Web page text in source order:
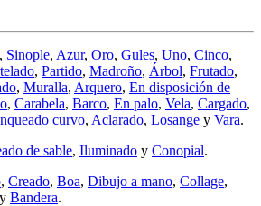
, Sinople, Azur, Oro, Gules, Uno, Cinco,
, Partido, Madroño, Árbol, Frutado,
, Muralla, Arquero, En disposición de
, Carabela, Barco, En palo, Vela, Cargado,
curvo, Aclarado, Losange y Vara.
de sable, Iluminado y Conopial.
, Creado, Boa, Dibujo a mano, Collage,
y Bandera.